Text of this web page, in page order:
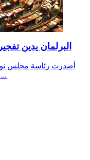
البرلمان يدين
أصدرت رئاسة مجلس نواب
جدت في منطقة البحيرة اليوم الجمعة 6 ...